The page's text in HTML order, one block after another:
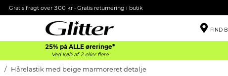
Gratis fragt over 300 kr • Gratis returnering i butik
FIND
25% på ALLE øreringe*
Ved køb af 2 eller flere
Hårelastik med beige marmoreret detalje